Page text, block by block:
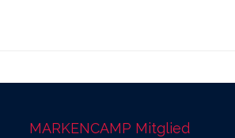
MARKENCAMP Mitglied